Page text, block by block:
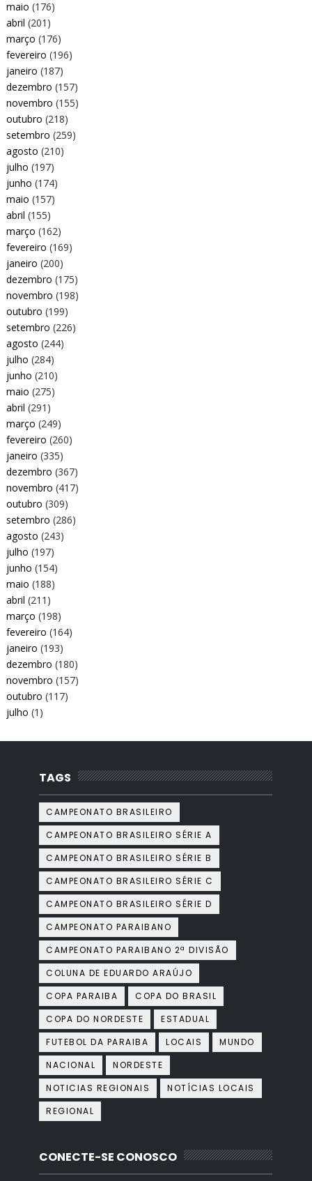
maio (176)
abril (201)
março (176)
fevereiro (196)
janeiro (187)
dezembro (157)
novembro (155)
outubro (218)
setembro (259)
agosto (210)
julho (197)
junho (174)
maio (157)
abril (155)
março (162)
fevereiro (169)
janeiro (200)
dezembro (175)
novembro (198)
outubro (199)
setembro (226)
agosto (244)
julho (284)
junho (210)
maio (275)
abril (291)
março (249)
fevereiro (260)
janeiro (335)
dezembro (367)
novembro (417)
outubro (309)
setembro (286)
agosto (243)
julho (197)
junho (154)
maio (188)
abril (211)
março (198)
fevereiro (164)
janeiro (193)
dezembro (180)
novembro (157)
outubro (117)
julho (1)
TAGS
CAMPEONATO BRASILEIRO
CAMPEONATO BRASILEIRO SÉRIE A
CAMPEONATO BRASILEIRO SÉRIE B
CAMPEONATO BRASILEIRO SÉRIE C
CAMPEONATO BRASILEIRO SÉRIE D
CAMPEONATO PARAIBANO
CAMPEONATO PARAIBANO 2ª DIVISÃO
COLUNA DE EDUARDO ARAÚJO
COPA PARAIBA
COPA DO BRASIL
COPA DO NORDESTE
ESTADUAL
FUTEBOL DA PARAIBA
LOCAIS
MUNDO
NACIONAL
NORDESTE
NOTICIAS REGIONAIS
NOTÍCIAS LOCAIS
REGIONAL
CONECTE-SE CONOSCO